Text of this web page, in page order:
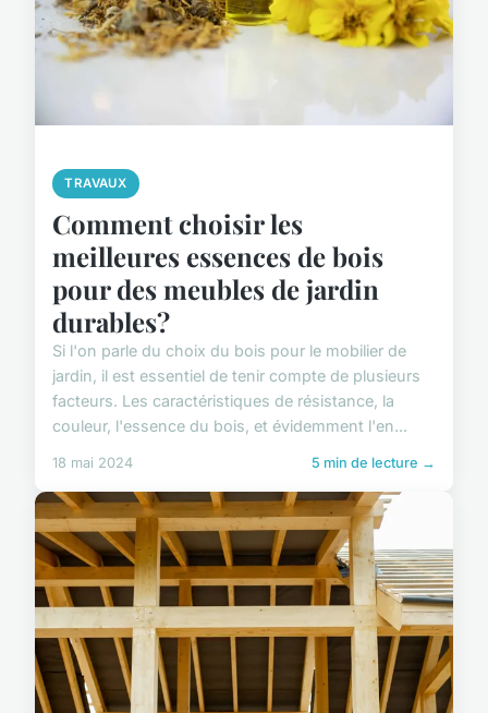
TRAVAUX
Comment choisir les
meilleures essences de bois
pour des meubles de jardin
durables?
Si l'on parle du choix du bois pour le mobilier de
jardin, il est essentiel de tenir compte de plusieurs
facteurs. Les caractéristiques de résistance, la
couleur, l'essence du bois, et évidemment l'en...
18 mai 2024 5 min de lecture →